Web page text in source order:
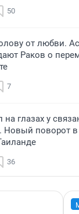
50
от любви.
Раков о
7
на глазах у
Новый поворот
36